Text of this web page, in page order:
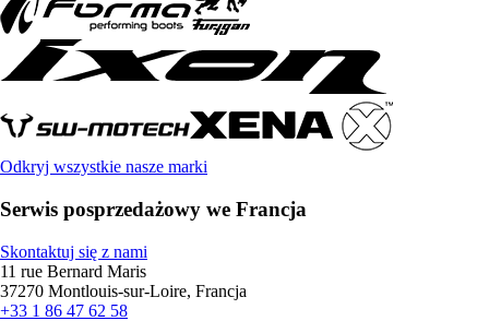
Odkryj wszystkie nasze marki
Serwis posprzedażowy we Francja
Skontaktuj się z nami
11 rue Bernard Maris
37270 Montlouis-sur-Loire, Francja
+33 1 86 47 62 58